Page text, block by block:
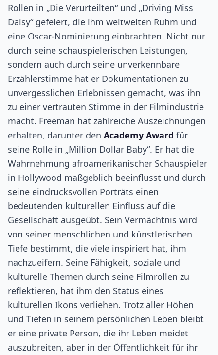
Rollen in „Die Verurteilten“ und „Driving Miss
Daisy“ gefeiert, die ihm weltweiten Ruhm und
eine Oscar-Nominierung einbrachten. Nicht nur
durch seine schauspielerischen Leistungen,
sondern auch durch seine unverkennbare
Erzählerstimme hat er Dokumentationen zu
unvergesslichen Erlebnissen gemacht, was ihn
zu einer vertrauten Stimme in der Filmindustrie
macht. Freeman hat zahlreiche Auszeichnungen
erhalten, darunter den Academy Award für
seine Rolle in „Million Dollar Baby“. Er hat die
Wahrnehmung afroamerikanischer Schauspieler
in Hollywood maßgeblich beeinflusst und durch
seine eindrucksvollen Porträts einen
bedeutenden kulturellen Einfluss auf die
Gesellschaft ausgeübt. Sein Vermächtnis wird
von seiner menschlichen und künstlerischen
Tiefe bestimmt, die viele inspiriert hat, ihm
nachzueifern. Seine Fähigkeit, soziale und
kulturelle Themen durch seine Filmrollen zu
reflektieren, hat ihm den Status eines
kulturellen Ikons verliehen. Trotz aller Höhen
und Tiefen in seinem persönlichen Leben bleibt
er eine private Person, die ihr Leben meidet
auszubreiten, aber in der Öffentlichkeit für ihr